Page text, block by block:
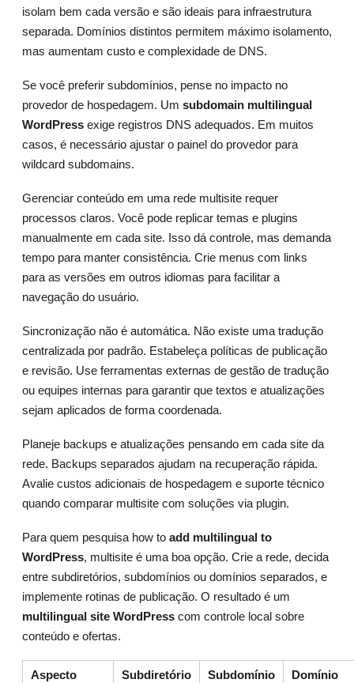
isolam bem cada versão e são ideais para infraestrutura
separada. Domínios distintos permitem máximo isolamento,
mas aumentam custo e complexidade de DNS.
Se você preferir subdomínios, pense no impacto no
provedor de hospedagem. Um subdomain multilingual
WordPressexige registros DNS adequados. Em muitos
casos, é necessário ajustar o painel do provedor para
wildcard subdomains.
Gerenciar conteúdo em uma rede multisite requer
processos claros. Você pode replicar temas e plugins
manualmente em cada site. Isso dá controle, mas demanda
tempo para manter consistência. Crie menus com links
para as versões em outros idiomas para facilitar a
navegação do usuário.
Sincronização não é automática. Não existe uma tradução
centralizada por padrão. Estabeleça políticas de publicação
e revisão. Use ferramentas externas de gestão de tradução
ou equipes internas para garantir que textos e atualizações
sejam aplicados de forma coordenada.
Planeje backups e atualizações pensando em cada site da
rede. Backups separados ajudam na recuperação rápida.
Avalie custos adicionais de hospedagem e suporte técnico
quando comparar multisite com soluções via plugin.
Para quem pesquisa how to add multilingual to
WordPress, multisite é uma boa opção. Crie a rede, decida
entre subdiretórios, subdomínios ou domínios separados, e
implemente rotinas de publicação. O resultado é um
multilingual site WordPresscom controle local sobre
conteúdo e ofertas.
Aspecto Subdiretório Subdomínio
Domínio